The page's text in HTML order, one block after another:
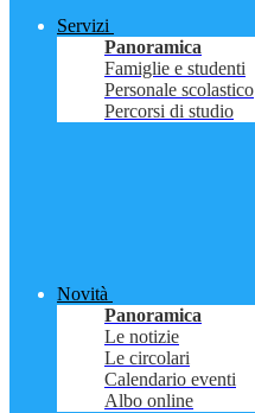
Servizi
Panoramica
Famiglie e studenti
Personale scolastico
Percorsi di studio
Novità
Panoramica
Le notizie
Le circolari
Calendario eventi
Albo online